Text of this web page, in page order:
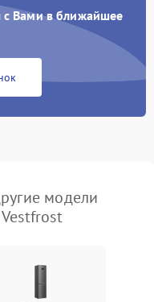
с Вами в ближайшее
модели